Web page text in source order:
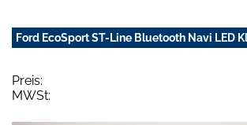
Ford EcoSport ST-Line Bluetooth Navi LED
Preis:
MWSt: